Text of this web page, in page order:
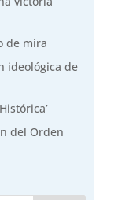
de mira
ideológica de
del Orden